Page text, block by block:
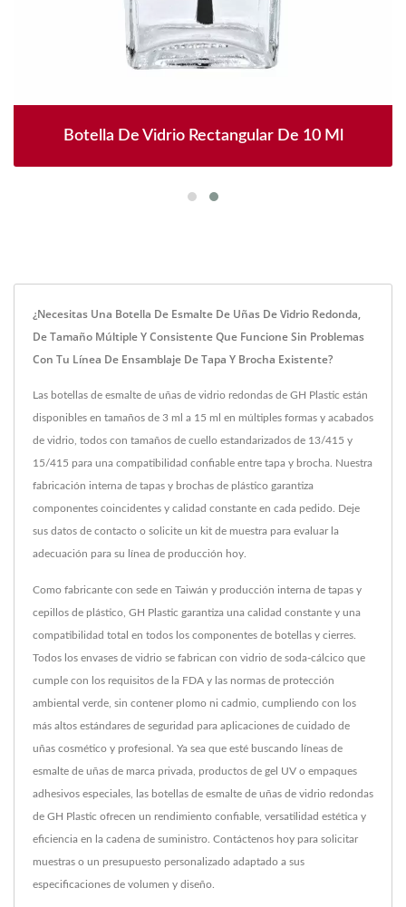
Botella De Vidrio Rectangular De 10 Ml
¿Necesitas Una Botella De Esmalte De Uñas De Vidrio Redonda,
De Tamaño Múltiple Y Consistente Que Funcione Sin Problemas
Con Tu Línea De Ensamblaje De Tapa Y Brocha Existente?
Las botellas de esmalte de uñas de vidrio redondas de GH Plastic están
disponibles en tamaños de 3 ml a 15 ml en múltiples formas y acabados
de vidrio, todos con tamaños de cuello estandarizados de 13/415 y
15/415 para una compatibilidad confiable entre tapa y brocha. Nuestra
fabricación interna de tapas y brochas de plástico garantiza
componentes coincidentes y calidad constante en cada pedido. Deje
sus datos de contacto o solicite un kit de muestra para evaluar la
adecuación para su línea de producción hoy.
Como fabricante con sede en Taiwán y producción interna de tapas y
cepillos de plástico, GH Plastic garantiza una calidad constante y una
compatibilidad total en todos los componentes de botellas y cierres.
Todos los envases de vidrio se fabrican con vidrio de soda-cálcico que
cumple con los requisitos de la FDA y las normas de protección
ambiental verde, sin contener plomo ni cadmio, cumpliendo con los
más altos estándares de seguridad para aplicaciones de cuidado de
uñas cosmético y profesional. Ya sea que esté buscando líneas de
esmalte de uñas de marca privada, productos de gel UV o empaques
adhesivos especiales, las botellas de esmalte de uñas de vidrio redondas
de GH Plastic ofrecen un rendimiento confiable, versatilidad estética y
eficiencia en la cadena de suministro. Contáctenos hoy para solicitar
muestras o un presupuesto personalizado adaptado a sus
especificaciones de volumen y diseño.